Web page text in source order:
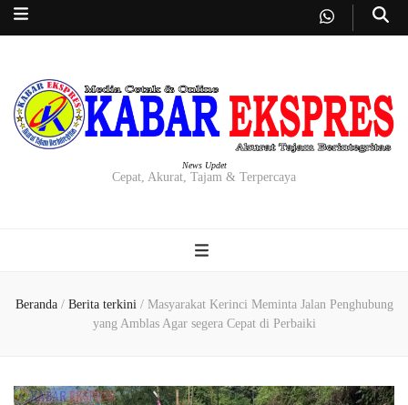
News Updet
Cepat, Akurat, Tajam & Terpercaya
Beranda / Berita terkini / Masyarakat Kerinci Meminta Jalan Penghubung
yang Amblas Agar segera Cepat di Perbaiki